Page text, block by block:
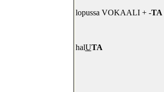
lopussa VOKAALI + -TA
halUTA